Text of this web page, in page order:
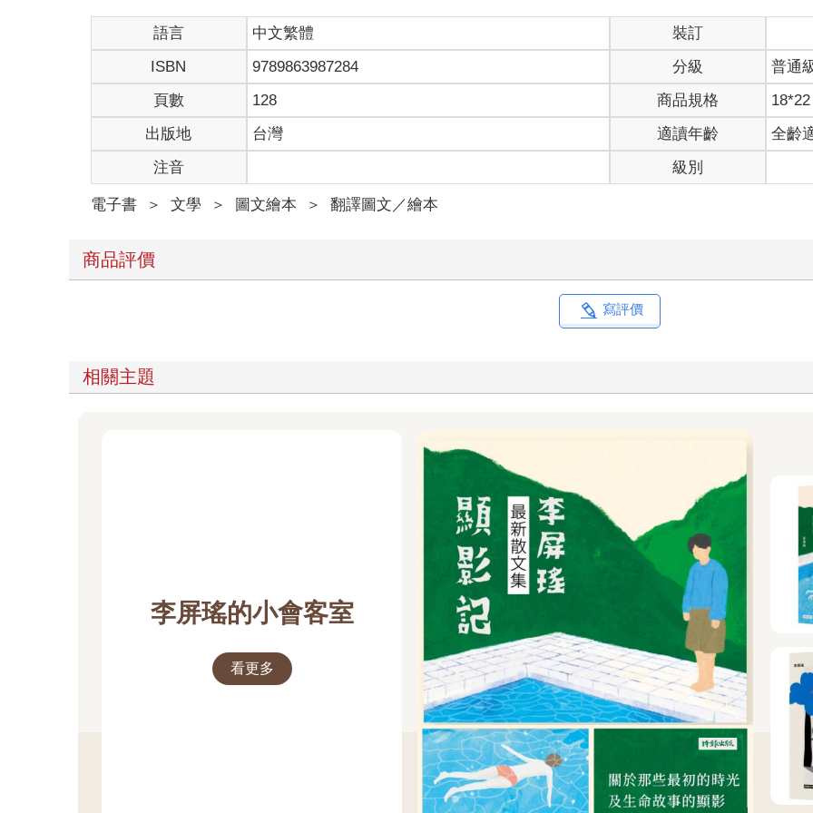
語言 中文繁體
裝訂
ISBN
9789863987284 分級
普通
頁數
128 商品規格
18*22
出版地
台灣 適讀年齡
全齡
注音
級別
電子書 ＞ 文學 ＞ 圖文繪本 ＞ 翻譯圖文／繪本
商品評價
寫評價
相關主題
李屏瑤的小會客室
看更多